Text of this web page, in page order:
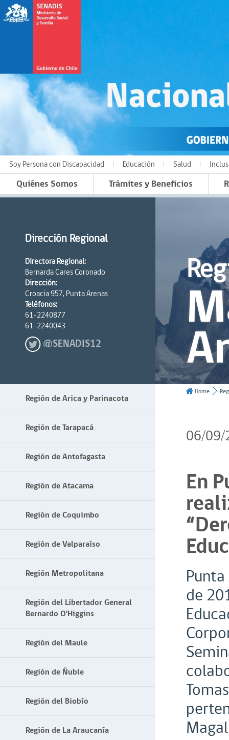
Soy Persona con Discapacidad Educación Salud
Quiénes Somos Trámites y Beneficios
Dirección Regional
Directora Regional:
Bernarda Cares Coronado
Dirección:
Croacia 957, Punta Arenas
Teléfonos:
61-2240877
61-2240043
@SENADIS12
Región de Arica y Parinacota
Región de Tarapacá
Región de Antofagasta
Región de Atacama
Región de Coquimbo
Región de Valparaíso
Región Metropolitana
Región del Libertador General
Bernardo O'Higgins
Región del Maule
Región de Ñuble
Región del Biobío
Región de La Araucanía
Home
06/
En
de